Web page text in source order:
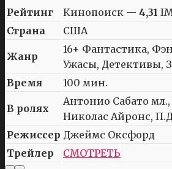
Рейтинг Кинопоиск — 4,31
Страна
США
Жанр
16+ Фантастика,
Ужасы, Детективы,
Время
100 мин.
В ролях
Антонио Сабато
Николас Айронс,
Режиссер Джеймс Оксфорд
Трейлер
СМОТРЕТЬ